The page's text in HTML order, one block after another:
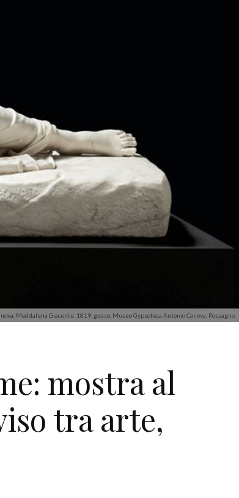
Maddalena Giacente, 1819, gesso, Museo Gypsoteca Antonio Canova, Possagno
mostra al
tra arte,